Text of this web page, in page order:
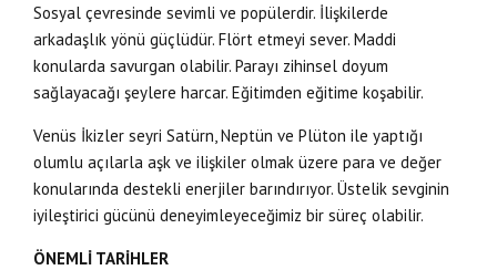
Sosyal çevresinde sevimli ve popülerdir. İlişkilerde
arkadaşlık yönü güçlüdür. Flört etmeyi sever. Maddi
konularda savurgan olabilir. Parayı zihinsel doyum
sağlayacağı şeylere harcar. Eğitimden eğitime koşabilir.
Venüs İkizler seyri Satürn, Neptün ve Plüton ile yaptığı
olumlu açılarla aşk ve ilişkiler olmak üzere para ve değer
konularında destekli enerjiler barındırıyor. Üstelik sevginin
iyileştirici gücünü deneyimleyeceğimiz bir süreç olabilir.
ÖNEMLİ TARİHLER